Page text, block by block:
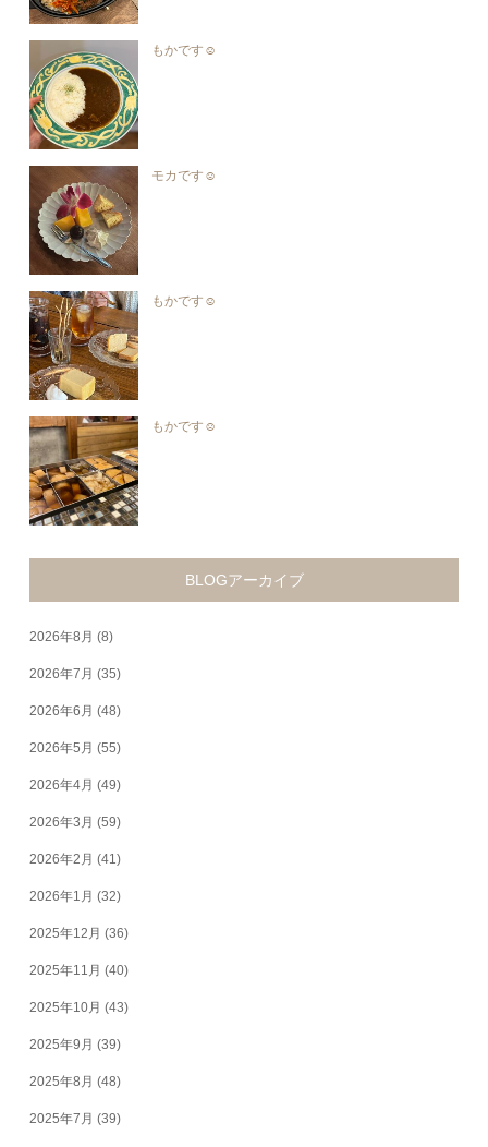
もかです☺︎︎
モカです☺︎︎
もかです☺︎︎
もかです☺︎︎
BLOGアーカイブ
2026年8月 (8)
2026年7月 (35)
2026年6月 (48)
2026年5月 (55)
2026年4月 (49)
2026年3月 (59)
2026年2月 (41)
2026年1月 (32)
2025年12月 (36)
2025年11月 (40)
2025年10月 (43)
2025年9月 (39)
2025年8月 (48)
2025年7月 (39)